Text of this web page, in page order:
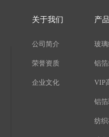
关于我们
公司简介
荣誉资质
企业文化
产
玻
铝
VIP
铝
纺